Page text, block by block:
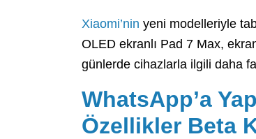
Xiaomi’nin yeni modelleriyle
OLED ekranlı Pad 7 Max,
günlerde cihazlarla ilgili daha
WhatsApp’a
Özellikler Beta